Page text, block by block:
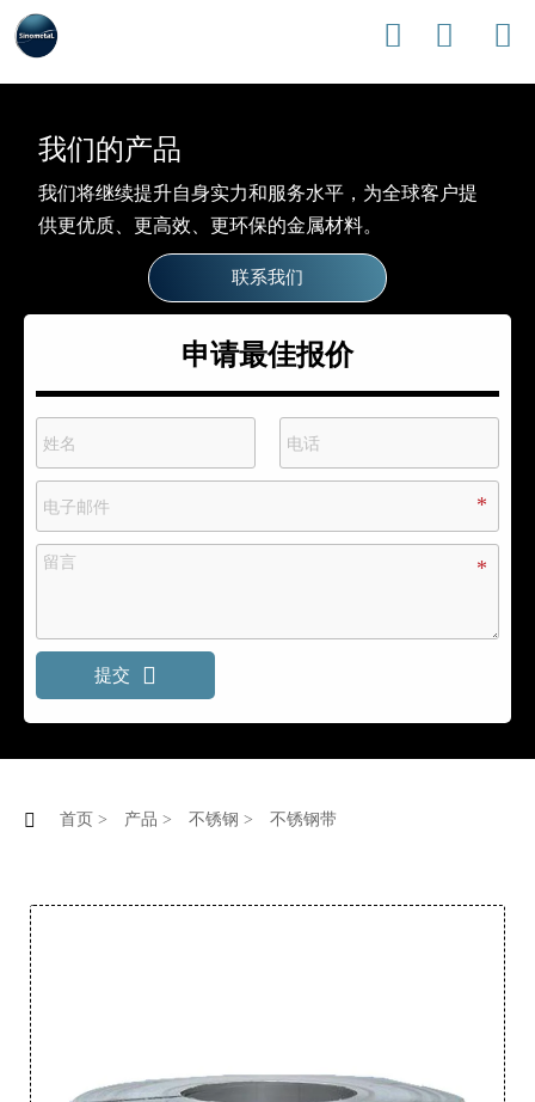
  
我们的产品
我们将继续提升自身实力和服务水平，为全球客户提
供更优质、更高效、更环保的金属材料。
联系我们
申请最佳报价
提交 
 首页 > 产品 > 不锈钢 > 不锈钢带